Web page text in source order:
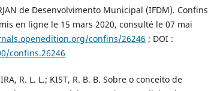
de Desenvolvimento Municipal (IFDM). Confins
en ligne le 15 mars 2020, consulté le 07 mai
confins/26246 ; DOI :
confins.26246
R. L. L.; KIST, R. B. B. Sobre o conceito de